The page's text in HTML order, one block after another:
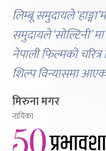
लिम्बू समुदायले
समुदायले ‘सोल्टिनी’
नेपाली फिल्मको चरित्र
शिल्प विन्यासमा
मिरुना मगर
नायिका